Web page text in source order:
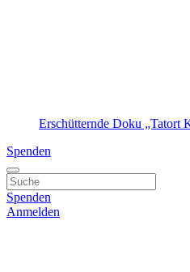
Erschütternde Doku
Spenden
Spenden
Anmelden